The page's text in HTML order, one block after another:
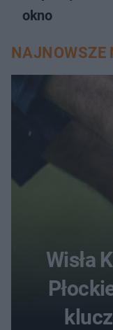
okno
NAJNOWSZE
Wisła